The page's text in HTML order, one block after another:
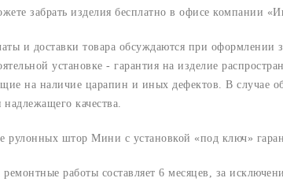
забрать изделия бесплатно в офисе компании
и доставки товара обсуждаются при оформлении
установке - гарантия на изделие
на наличие царапин и иных дефектов. В случае
качества.
рулонных штор Мини с установкой «под ключ»
ремонтные работы составляет 6 месяцев, за